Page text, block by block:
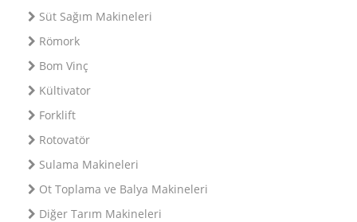
Süt Sağım Makineleri
Römork
Bom Vinç
Kültivator
Forklift
Rotovatör
Sulama Makineleri
Ot Toplama ve Balya Makineleri
Diğer Tarım Makineleri